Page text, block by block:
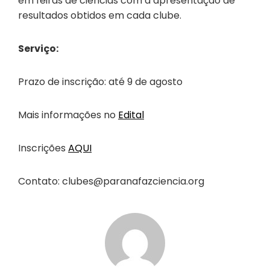
resultados obtidos em cada clube.
Serviço:
Prazo de inscrição: até 9 de agosto
Mais informações no Edital
Inscrições AQUI
Contato: clubes@paranafazciencia.org